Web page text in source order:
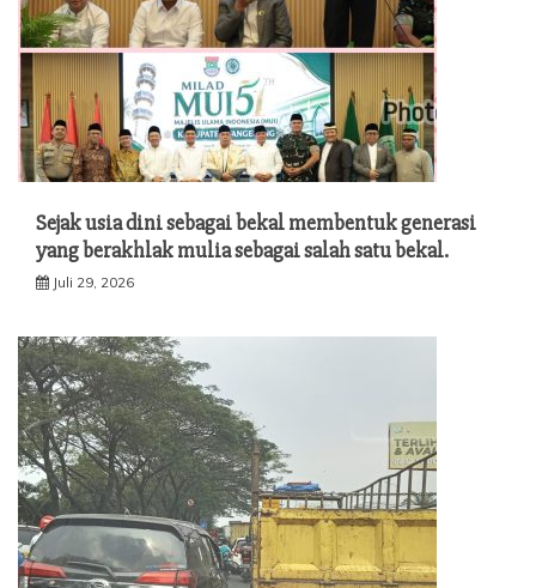
Sejak usia dini sebagai bekal membentuk generasi
yang berakhlak mulia sebagai salah satu bekal.
Juli 29, 2026